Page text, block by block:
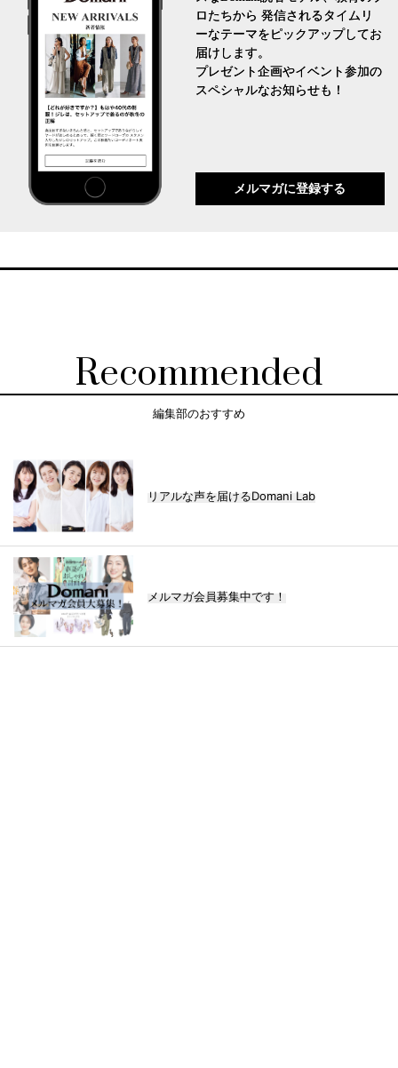
ロたちから 発信されるタイムリ
ーなテーマをピックアップしてお
届けします。
プレゼント企画やイベント参加の
スペシャルなお知らせも！
メルマガに登録する
Recommended
編集部のおすすめ
リアルな声を届けるDomani Lab
メルマガ会員募集中です！